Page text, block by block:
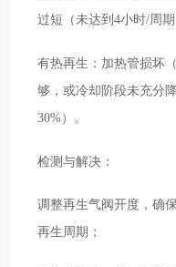
过短（未达到4小时/周
有热再生：加热管损坏
够，或冷却阶段未充分
30%）。
检测与解决：
调整再生气阀开度，确
再生周期；